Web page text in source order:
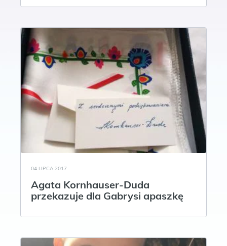
04 LIPCA 2017
Agata Kornhauser-Duda
przekazuje dla Gabrysi apaszkę